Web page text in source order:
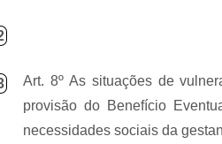
Art. 8º As situações de
provisão do Benefício
necessidades sociais da